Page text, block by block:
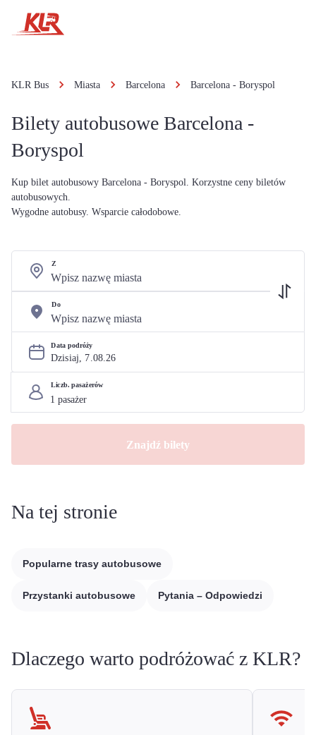
KLR Bus Miasta Barcelona Barcelona - Boryspol
Bilety autobusowe Barcelona -
Boryspol
Kup bilet autobusowy Barcelona - Boryspol. Korzystne ceny biletów
autobusowych.
Wygodne autobusy. Wsparcie całodobowe.
Z
Do
Data podróży
Dzisiaj, 7.08.26
Liczb. pasażerów
Znajdź bilety
Na tej stronie
Popularne trasy autobusowe
Przystanki autobusowe Pytania – Odpowiedzi
Dlaczego warto podróżować z KLR?